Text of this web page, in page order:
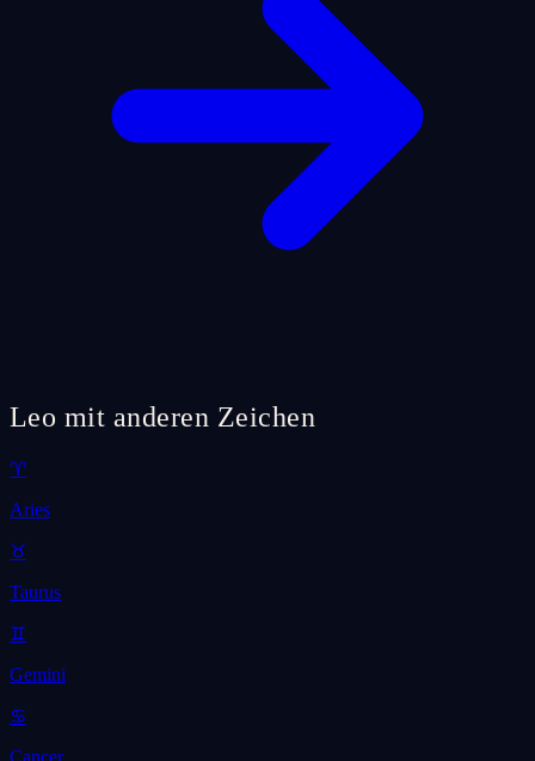
Leo mit anderen Zeichen
♈
Aries
♉
Taurus
♊
Gemini
♋